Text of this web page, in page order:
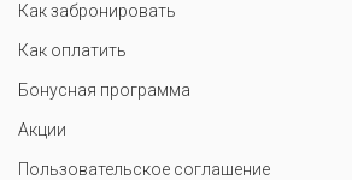
Как забронировать
Как оплатить
Бонусная программа
Акции
Пользовательское соглашение